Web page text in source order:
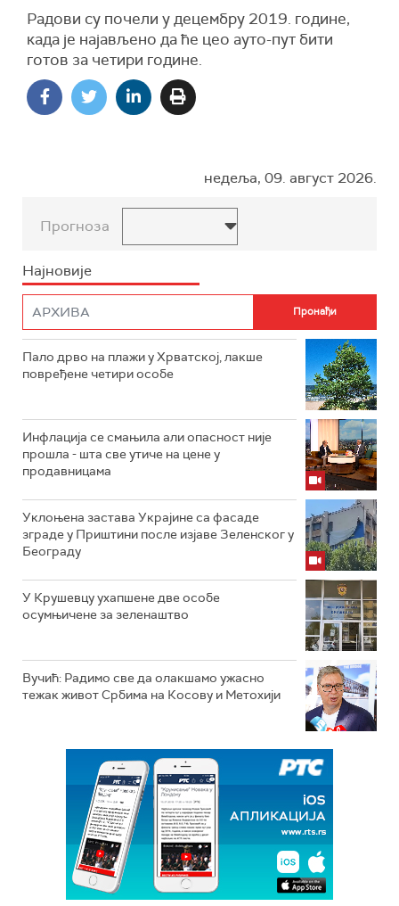
Радови су почели у децембру 2019. године,
када је најављено да ће цео ауто-пут бити
готов за четири године.
недеља, 09. август 2026.
Прогноза
Најновије
Пало дрво на плажи у Хрватској, лакше
повређене четири особе
Инфлација се смањила али опасност није
прошла - шта све утиче на цене у
продавницама
Уклоњена застава Украјине са фасаде
зграде у Приштини после изјаве Зеленског у
Београду
У Крушевцу ухапшене две особе
осумњичене за зеленаштво
Вучић: Радимо све да олакшамо ужасно
тежак живот Србима на Косову и Метохији